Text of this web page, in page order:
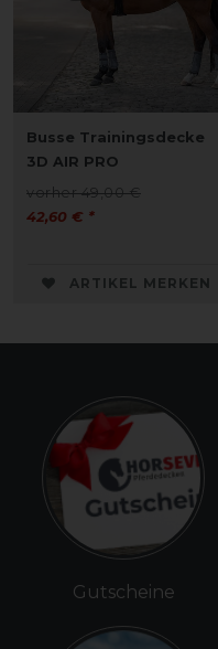
Busse Trainingsdecke
3D AIR PRO
vorher 49,00 €
42,60 € *
ARTIKEL MERKEN
Gutscheine